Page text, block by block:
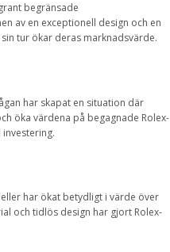
begränsade
av en exceptionell design och en
tur ökar deras marknadsvärde.
har skapat en situation där
öka värdena på begagnade Rolex-
har ökat betydligt i värde över
och tidlös design har gjort Rolex-